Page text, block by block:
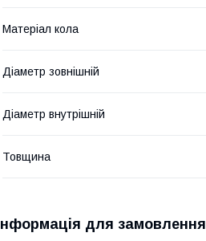
Матеріал кола
Діаметр зовнішній
Діаметр внутрішній
Товщина
Інформація для замовлення